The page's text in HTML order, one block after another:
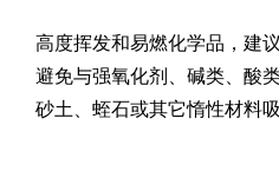
高度挥发和易燃化学品，建
避免与强氧化剂、碱类、酸
砂土、蛭石或其它惰性材料